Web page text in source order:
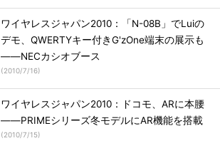
ワイヤレスジャパン2010：「N-08B」でLuiの
デモ、QWERTYキー付きG'zOne端末の展示も
――NECカシオブース
(2010/7/16)
ワイヤレスジャパン2010：ドコモ、ARに本腰
――PRIMEシリーズ冬モデルにAR機能を搭載
(2010/7/15)